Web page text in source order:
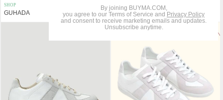
SHOP
GUHADA
PERSONAL SHOPPER
TS Atelier